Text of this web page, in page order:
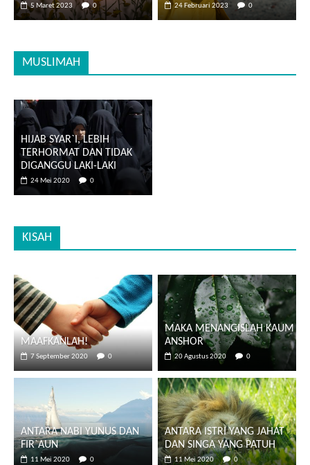
5 Maret 2023 0 24 Februari 2023 0
MUSLIMAH
HIJAB SYAR`I, LEBIH
TERHORMAT DAN TIDAK
DIGANGGU LAKI-LAKI
24 Mei 2020 0
KISAH
MAAFKANLAH!
7 September 2020 0
MAKA MENANGISLAH KAUM
ANSHOR
20 Agustus 2020 0
ANTARA NABI YUNUS DAN
FIR`AUN
11 Mei 2020 0
ANTARA ISTRI YANG JAHAT
DAN SINGA YANG PATUH
11 Mei 2020 0